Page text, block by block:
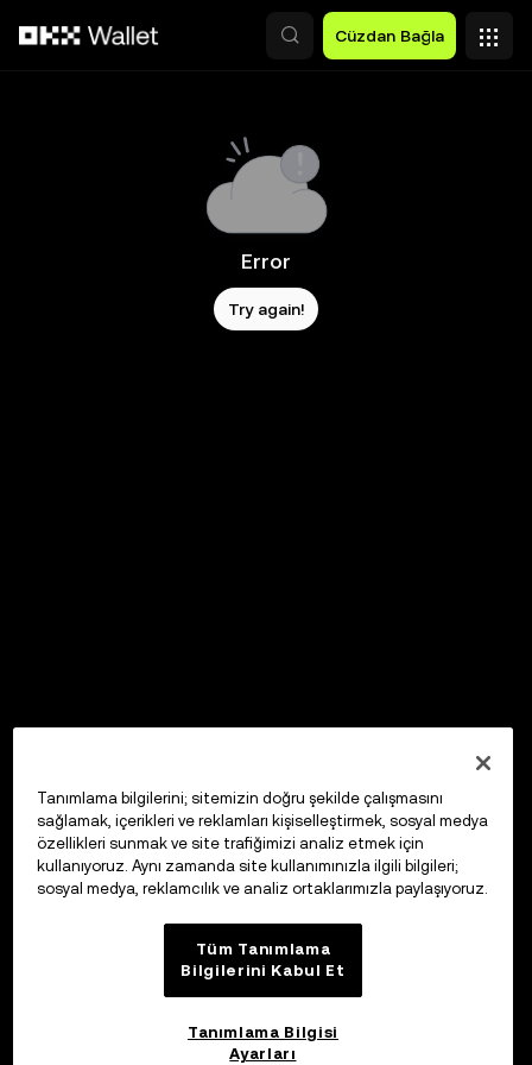
Cüzdan Bağla
Error
Try again!
Tanımlama bilgilerini; sitemizin doğru şekilde çalışmasını
sağlamak, içerikleri ve reklamları kişiselleştirmek, sosyal medya
özellikleri sunmak ve site trafiğimizi analiz etmek için
kullanıyoruz. Aynı zamanda site kullanımınızla ilgili bilgileri;
sosyal medya, reklamcılık ve analiz ortaklarımızla paylaşıyoruz.
Tüm Tanımlama
Bilgilerini Kabul Et
Tanımlama Bilgisi
Ayarları